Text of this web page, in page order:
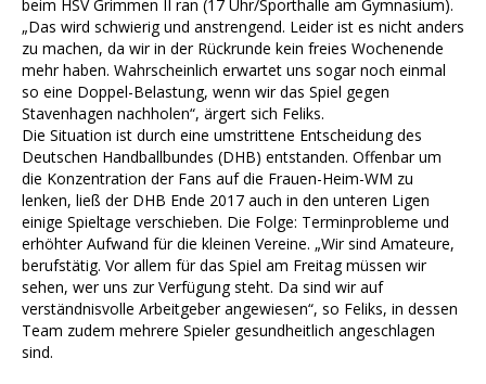
beim HSV Grimmen II ran (17 Uhr/Sporthalle am Gymnasium).
„Das wird schwierig und anstrengend. Leider ist es nicht anders
zu machen, da wir in der Rückrunde kein freies Wochenende
mehr haben. Wahrscheinlich erwartet uns sogar noch einmal
so eine Doppel-Belastung, wenn wir das Spiel gegen
Stavenhagen nachholen“, ärgert sich Feliks.
Die Situation ist durch eine umstrittene Entscheidung des
Deutschen Handballbundes (DHB) entstanden. Offenbar um
die Konzentration der Fans auf die Frauen-Heim-WM zu
lenken, ließ der DHB Ende 2017 auch in den unteren Ligen
einige Spieltage verschieben. Die Folge: Terminprobleme und
erhöhter Aufwand für die kleinen Vereine. „Wir sind Amateure,
berufstätig. Vor allem für das Spiel am Freitag müssen wir
sehen, wer uns zur Verfügung steht. Da sind wir auf
verständnisvolle Arbeitgeber angewiesen“, so Feliks, in dessen
Team zudem mehrere Spieler gesundheitlich angeschlagen
sind.